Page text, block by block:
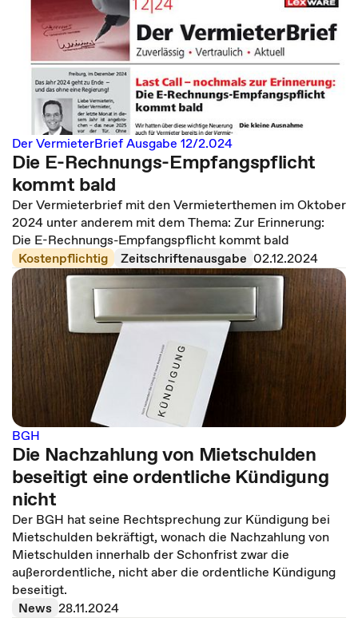
Der VermieterBrief Ausgabe 12/2.024
Die E-Rechnungs-Empfangspflicht
kommt bald
Der Vermieterbrief mit den Vermieterthemen im Oktober
2024 unter anderem mit dem Thema: Zur Erinnerung:
Die E-Rechnungs-Empfangspflicht kommt bald
Kostenpflichtig
Zeitschriftenausgabe 02.12.2024
BGH
Die Nachzahlung von Mietschulden
beseitigt eine ordentliche Kündigung
nicht
Der BGH hat seine Rechtsprechung zur Kündigung bei
Mietschulden bekräftigt, wonach die Nachzahlung von
Mietschulden innerhalb der Schonfrist zwar die
außerordentliche, nicht aber die ordentliche Kündigung
beseitigt.
News 28.11.2024